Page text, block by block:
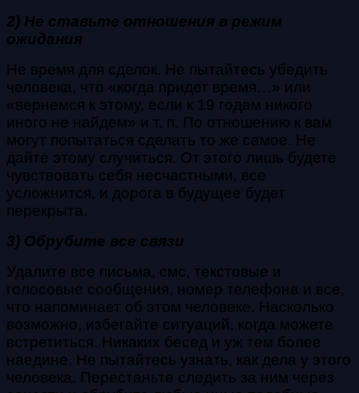
2) Не ставьте отношения в режим
ожидания
Не время для сделок. Не пытайтесь убедить
человека, что «когда придет время…» или
«вернемся к этому, если к 19 годам никого
иного не найдем» и т. п. По отношению к вам
могут попытаться сделать то же самое. Не
дайте этому случиться. От этого лишь будете
чувствовать себя несчастными, все
усложнится, и дорога в будущее будет
перекрыта.
3) Обрубите все связи
Удалите все письма, смс, текстовые и
голосовые сообщения, номер телефона и все,
что напоминает об этом человеке. Насколько
возможно, избегайте ситуаций, когда можете
встретиться. Никаких бесед и уж тем более
наедине. Не пытайтесь узнать, как дела у этого
человека. Перестаньте следить за ним через